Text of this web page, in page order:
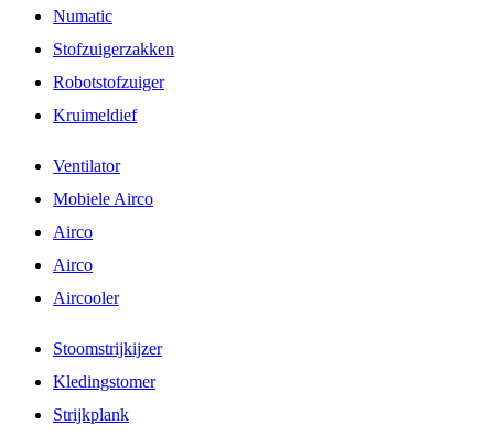
Numatic
Stofzuigerzakken
Robotstofzuiger
Kruimeldief
Ventilator
Mobiele Airco
Airco
Airco
Aircooler
Stoomstrijkijzer
Kledingstomer
Strijkplank